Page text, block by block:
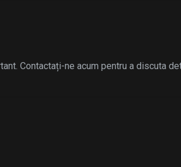
Contactați-ne acum pentru a discuta